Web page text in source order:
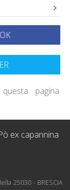
pagina
ex capannina
25030 - BRESCIA